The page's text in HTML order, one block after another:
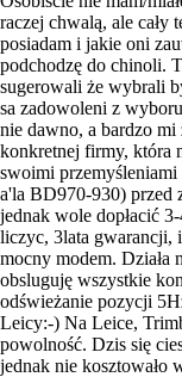
raczej chwalą, ale cały
posiadam i jakie oni
podchodzę do chinoli.
sugerowali że wybrali
sa zadowoleni z
nie dawno, a bardzo mi
konkretnej firmy, która
swoimi
a'la BD970-930) przed
jednak wole dopłacić
liczyc, 3lata gwarancji,
mocny modem. Działa
obsluguję wszystkie
odświeżanie pozycji
Leicy:-) Na Leice,
powolność. Dzis się
jednak nie kosztowało